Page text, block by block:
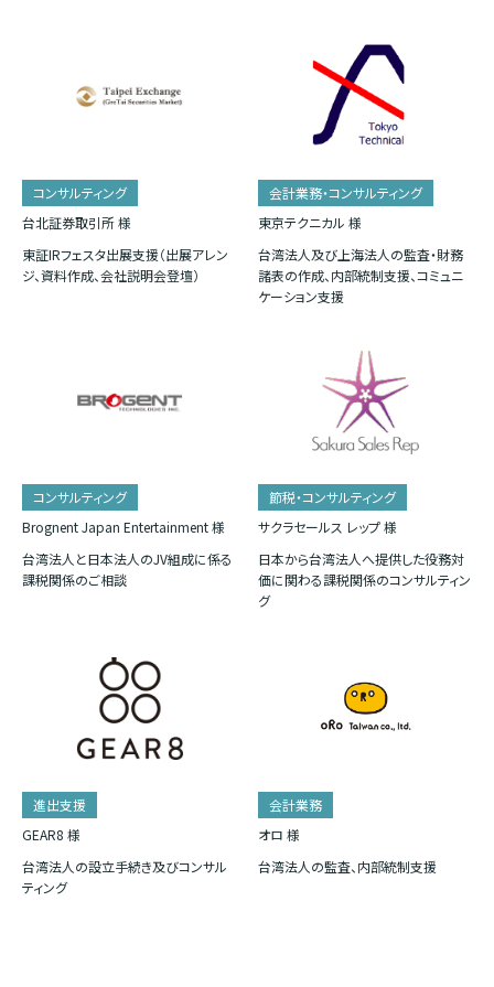
コンサルティング
台北証券取引所 様
東証IRフェスタ出展支援（出展アレン
ジ、資料作成、会社説明会登壇）
会計業務・コンサルティング
東京テクニカル 様
台湾法人及び上海法人の監査・財務
諸表の作成、内部統制支援、コミュニ
ケーション支援
コンサルティング
Brognent Japan Entertainment 様
台湾法人と日本法人のJV組成に係る
課税関係のご相談
節税・コンサルティング
サクラセールス レップ 様
日本から台湾法人へ提供した役務対
価に関わる課税関係のコンサルティン
グ
進出支援
GEAR8 様
台湾法人の設立手続き及びコンサル
ティング
会計業務
オロ 様
台湾法人の監査、内部統制支援